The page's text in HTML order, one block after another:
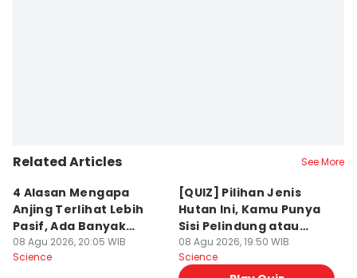
Related Articles See More
4 Alasan Mengapa
Anjing Terlihat Lebih
Pasif, Ada Banyak
Faktor!
08 Agu 2026, 20:05 WIB
Science
[QUIZ] Pilihan Jenis
Hutan Ini, Kamu Punya
Sisi Pelindung atau
Penghancur?
08 Agu 2026, 19:50 WIB
Science